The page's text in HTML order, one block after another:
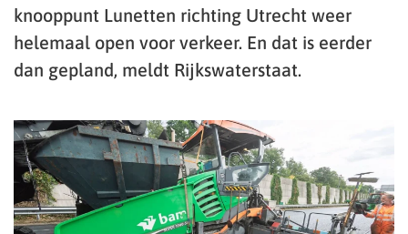
knooppunt Lunetten richting Utrecht weer
helemaal open voor verkeer. En dat is eerder
dan gepland, meldt Rijkswaterstaat.